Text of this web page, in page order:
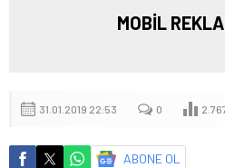
MOBİL
31.01.2019 22:53 0
ABONE OL